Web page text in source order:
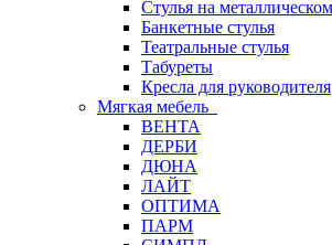
Стулья на
Банкетные стулья
Театральные стулья
Табуреты
Кресла для руководителя
Мягкая мебель
ВЕНТА
ДЕРБИ
ДЮНА
ЛАЙТ
ОПТИМА
ПАРМ